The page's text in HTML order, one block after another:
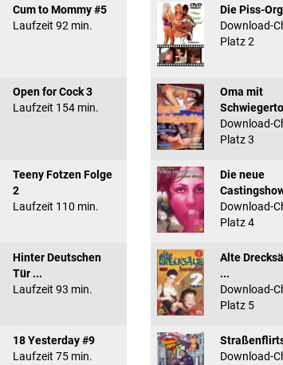
Cum to Mommy #5
Laufzeit 92 min.
Open for Cock 3
Laufzeit 154 min.
Teeny Fotzen Folge
2
Laufzeit 110 min.
Hinter Deutschen
Tür ...
Laufzeit 93 min.
18 Yesterday #9
Laufzeit 75 min.
Die Piss-
Download-
Platz 2
Oma mit
Download-
Platz 3
Die neue
Download-
Platz 4
Alte
...
Download-
Platz 5
Download-